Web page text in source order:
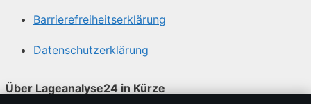
Barrierefreiheitserklärung
Datenschutzerklärung
Über Lageanalyse24 in Kürze